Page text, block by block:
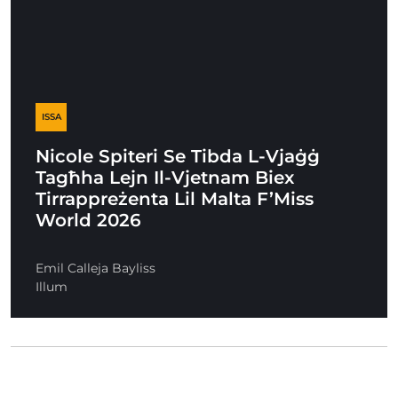
ISSA
Nicole Spiteri Se Tibda L-Vjaġġ
Tagħha Lejn Il-Vjetnam Biex
Tirrappreżenta Lil Malta F’Miss
World 2026
Emil Calleja Bayliss
Illum